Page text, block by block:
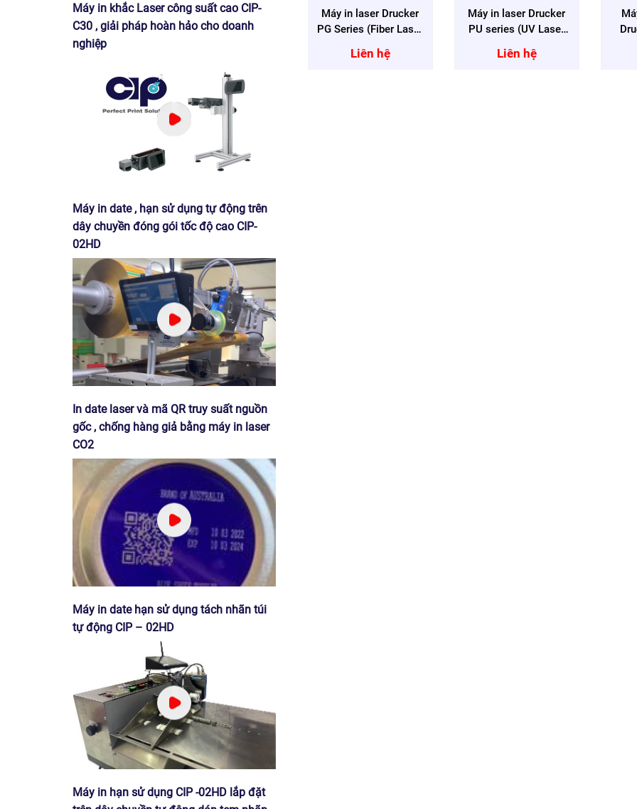
Máy in khắc Laser công suất cao CIP-
C30 , giải pháp hoàn hảo cho doanh
nghiệp
Máy in date , hạn sử dụng tự động trên
dây chuyền đóng gói tốc độ cao CIP-
02HD
In date laser và mã QR truy suất nguồn
gốc , chống hàng giả bằng máy in laser
CO2
Máy in date hạn sử dụng tách nhãn túi
tự động CIP – 02HD
Máy in hạn sử dụng CIP -02HD lắp đặt
Máy in laser Drucker
PG Series (Fiber Laser
Liên hệ
Máy in laser Drucker
PU series (UV Laser
Liên hệ